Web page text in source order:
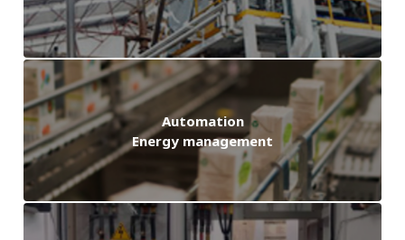
Automation
Energy management